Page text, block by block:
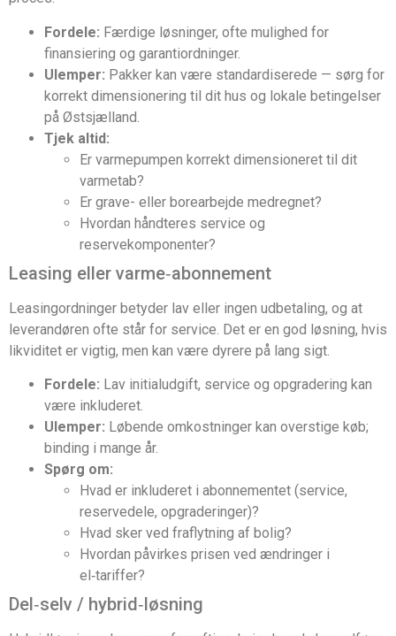
Fordele: Færdige løsninger, ofte mulighed for
finansiering og garantiordninger.
Ulemper: Pakker kan være standardiserede — sørg for
korrekt dimensionering til dit hus og lokale betingelser
på Østsjælland.
Tjek altid:
Er varmepumpen korrekt dimensioneret til dit
varmetab?
Er grave- eller borearbejde medregnet?
Hvordan håndteres service og
reservekomponenter?
Leasing eller varme‑abonnement
Leasingordninger betyder lav eller ingen udbetaling, og at
leverandøren ofte står for service. Det er en god løsning, hvis
likviditet er vigtig, men kan være dyrere på lang sigt.
Fordele: Lav initialudgift, service og opgradering kan
være inkluderet.
Ulemper: Løbende omkostninger kan overstige køb;
binding i mange år.
Spørg om:
Hvad er inkluderet i abonnementet (service,
reservedele, opgraderinger)?
Hvad sker ved fraflytning af bolig?
Hvordan påvirkes prisen ved ændringer i
el‑tariffer?
Del‑selv / hybrid‑løsning